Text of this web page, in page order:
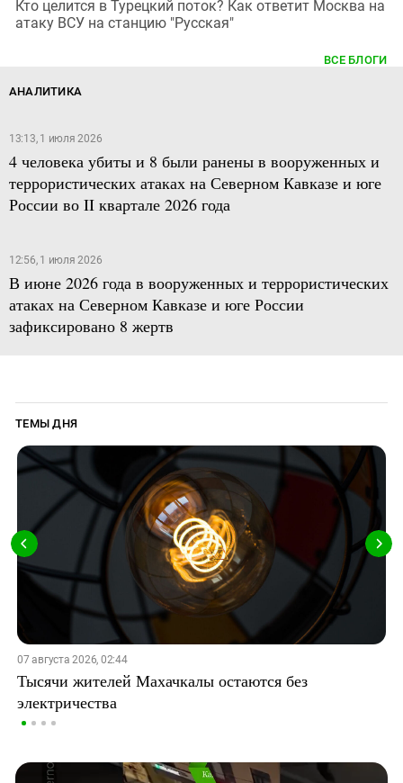
Кто целится в Турецкий поток? Как ответит Москва на
атаку ВСУ на станцию "Русская"
ВСЕ БЛОГИ
АНАЛИТИКА
13:13, 1 июля 2026
4 человека убиты и 8 были ранены в вооруженных и
террористических атаках на Северном Кавказе и юге
России во II квартале 2026 года
12:56, 1 июля 2026
В июне 2026 года в вооруженных и террористических
атаках на Северном Кавказе и юге России
зафиксировано 8 жертв
ТЕМЫ ДНЯ
07 августа 2026, 02:44
Тысячи жителей Махачкалы остаются без
электричества